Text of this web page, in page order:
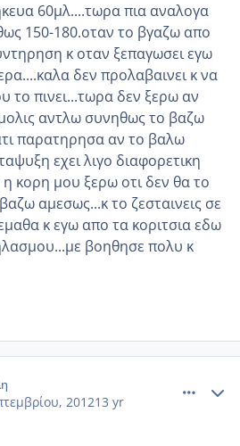
60μλ....τωρα πια αναλογα
150-180.οταν το βγαζω απο
κ οταν ξεπαγωσει εγω
δεν προλαβαινει κ να
το πινει...τωρα δεν ξερω αν
αντλω συνηθως το βαζω
παρατηρησα αν το βαλω
εχει λιγο διαφορετικη
κορη μου ξερω οτι δεν θα το
αμεσως...κ το ζεσταινεις σε
κ εγω απο τα κοριτσια εδω
βοηθησε πολυ κ
201213 yr